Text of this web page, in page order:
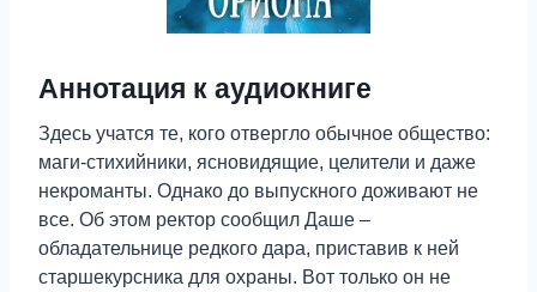
Аннотация к аудиокниге
Здесь учатся те, кого отвергло обычное общество:
маги-стихийники, ясновидящие, целители и даже
некроманты. Однако до выпускного доживают не
все. Об этом ректор сообщил Даше –
обладательнице редкого дара, приставив к ней
старшекурсника для охраны. Вот только он не